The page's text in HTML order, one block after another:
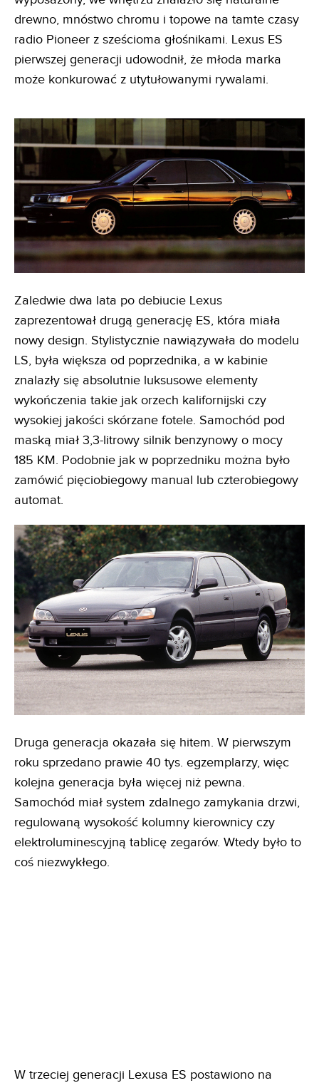
drewno, mnóstwo chromu i topowe na tamte czasy
radio Pioneer z sześcioma głośnikami. Lexus ES
pierwszej generacji udowodnił, że młoda marka
może konkurować z utytułowanymi rywalami.
Zaledwie dwa lata po debiucie Lexus
zaprezentował drugą generację ES, która miała
nowy design. Stylistycznie nawiązywała do modelu
LS, była większa od poprzednika, a w kabinie
znalazły się absolutnie luksusowe elementy
wykończenia takie jak orzech kalifornijski czy
wysokiej jakości skórzane fotele. Samochód pod
maską miał 3,3-litrowy silnik benzynowy o mocy
185 KM. Podobnie jak w poprzedniku można było
zamówić pięciobiegowy manual lub czterobiegowy
automat.
Druga generacja okazała się hitem. W pierwszym
roku sprzedano prawie 40 tys. egzemplarzy, więc
kolejna generacja była więcej niż pewna.
Samochód miał system zdalnego zamykania drzwi,
regulowaną wysokość kolumny kierownicy czy
elektroluminescyjną tablicę zegarów. Wtedy było to
coś niezwykłego.
W trzeciej generacji Lexusa ES postawiono na